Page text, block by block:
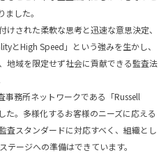
した。
された柔軟な思考と迅速な意思決定、
とHigh Speed」という強みを生かし、
地域を限定せず社会に貢献できる監査法
務所ネットワークである「Russell
。多様化するお客様のニーズに応える
査スタンダードに対応すべく、組織とし
テージへの準備はできています。